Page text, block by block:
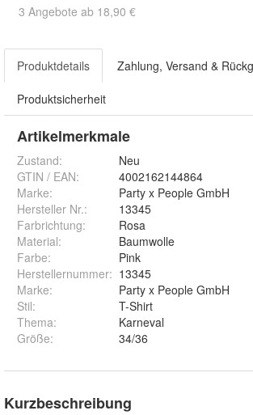
3 Angebote ab 18,90 €
Produktdetails Zahlung, Versand &
Produktsicherheit
Artikelmerkmale
Zustand:
Neu
GTIN / EAN:
4002162144864
Marke:
Party x People GmbH
Hersteller Nr.:
13345
Farbrichtung:
Rosa
Material:
Baumwolle
Farbe:
Pink
Herstellernummer: 13345
Marke:
Party x People GmbH
Stil:
T-Shirt
Thema:
Karneval
Größe: 34/36
Kurzbeschreibung